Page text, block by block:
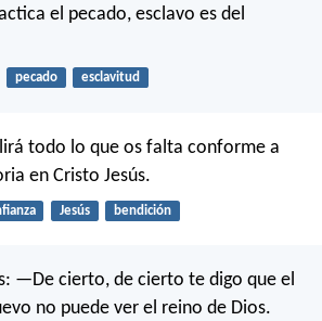
el pecado, esclavo es del
pecado esclavitud
todo lo que os falta conforme a
en Cristo Jesús.
Jesús bendición
—De cierto, de cierto te digo que el
no puede ver el reino de Dios.